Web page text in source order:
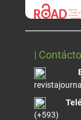
|
(+593)